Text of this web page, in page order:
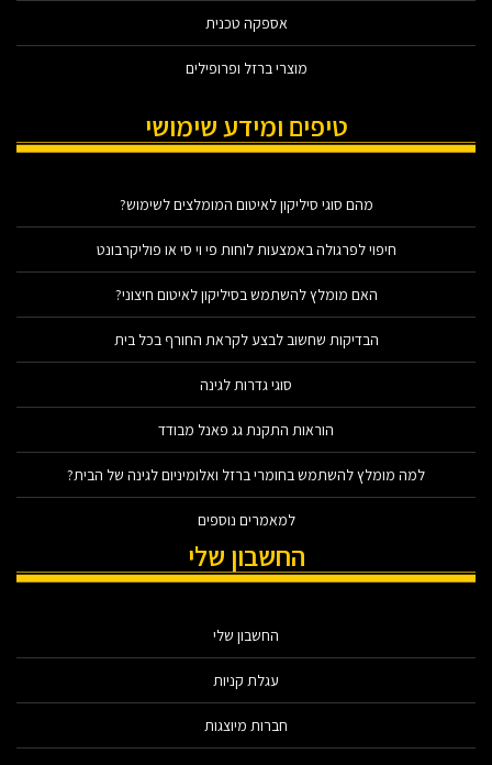
אספקה טכנית
מוצרי ברזל ופרופילים
טיפים ומידע שימושי
מהם סוגי סיליקון לאיטום המומלצים לשימוש?
חיפוי לפרגולה באמצעות לוחות פי וי סי או פוליקרבונט
האם מומלץ להשתמש בסיליקון לאיטום חיצוני?
הבדיקות שחשוב לבצע לקראת החורף בכל בית
סוגי גדרות לגינה
הוראות התקנת גג פאנל מבודד
למה מומלץ להשתמש בחומרי ברזל ואלומיניום לגינה של הבית?
למאמרים נוספים
החשבון שלי
החשבון שלי
עגלת קניות
חברות מיוצגות